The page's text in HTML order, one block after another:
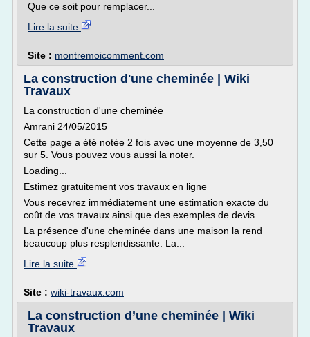
Que ce soit pour remplacer...
Lire la suite
Site : montremoicomment.com
La construction d'une cheminée | Wiki
Travaux
La construction d'une cheminée
Amrani 24/05/2015
Cette page a été notée 2 fois avec une moyenne de 3,50
sur 5. Vous pouvez vous aussi la noter.
Loading...
Estimez gratuitement vos travaux en ligne
Vous recevrez immédiatement une estimation exacte du
coût de vos travaux ainsi que des exemples de devis.
La présence d'une cheminée dans une maison la rend
beaucoup plus resplendissante. La...
Lire la suite
Site : wiki-travaux.com
La construction d’une cheminée | Wiki
Travaux